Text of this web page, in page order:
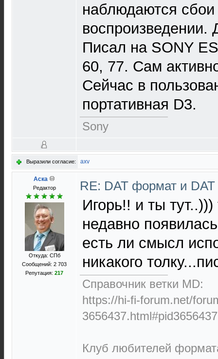
наблюдаются сбои
воспроизведении.
Писал на SONY
60, 77. Сам
Сейчас в
портативная D3.
Sony
Выразили согласие: axv
Аска
Редактор
Откуда: СПб
Сообщений: 2 703
Репутация: 217
RE: DAT формат и
Игорь!! и ты
недавно
есть ли смысл
никакого
Справочник ветки MD:
https://hi-fi-forum.net/
3656437.html#pid3656437
Клуб любителей